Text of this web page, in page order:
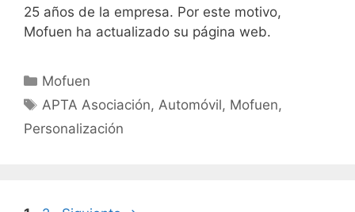
25 años de la empresa. Por este motivo,
Mofuen ha actualizado su página web.
Mofuen
APTA Asociación,Automóvil, Mofuen,
Personalización